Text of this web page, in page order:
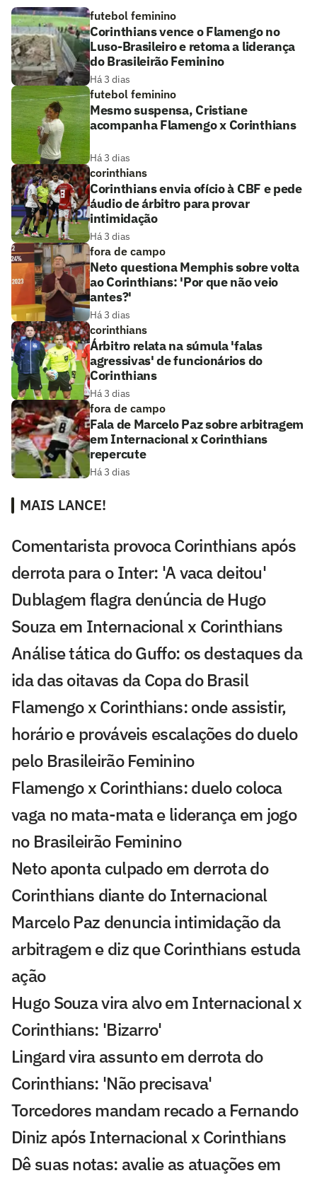
futebol feminino
Corinthians vence o Flamengo no
Luso-Brasileiro e retoma a liderança
do Brasileirão Feminino
Há 3 dias
futebol feminino
Mesmo suspensa, Cristiane
acompanha Flamengo x Corinthians
Há 3 dias
corinthians
Corinthians envia ofício à CBF e pede
áudio de árbitro para provar
intimidação
Há 3 dias
fora de campo
Neto questiona Memphis sobre volta
ao Corinthians: 'Por que não veio
antes?'
Há 3 dias
corinthians
Árbitro relata na súmula 'falas
agressivas' de funcionários do
Corinthians
Há 3 dias
fora de campo
Fala de Marcelo Paz sobre arbitragem
em Internacional x Corinthians
repercute
Há 3 dias
MAIS LANCE!
Comentarista provoca Corinthians após
derrota para o Inter: 'A vaca deitou'
Dublagem flagra denúncia de Hugo
Souza em Internacional x Corinthians
Análise tática do Guffo: os destaques da
ida das oitavas da Copa do Brasil
Flamengo x Corinthians: onde assistir,
horário e prováveis escalações do duelo
pelo Brasileirão Feminino
Flamengo x Corinthians: duelo coloca
vaga no mata-mata e liderança em jogo
no Brasileirão Feminino
Neto aponta culpado em derrota do
Corinthians diante do Internacional
Marcelo Paz denuncia intimidação da
arbitragem e diz que Corinthians estuda
ação
Hugo Souza vira alvo em Internacional x
Corinthians: 'Bizarro'
Lingard vira assunto em derrota do
Corinthians: 'Não precisava'
Torcedores mandam recado a Fernando
Diniz após Internacional x Corinthians
Dê suas notas: avalie as atuações em